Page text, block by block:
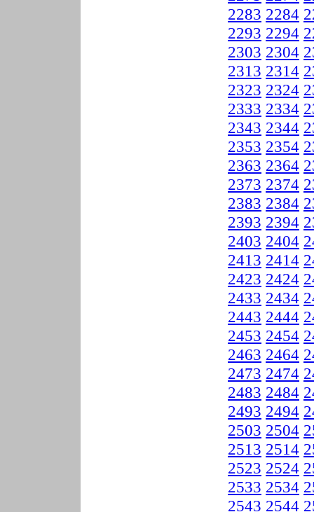
2283 2284
2293 2294
2303 2304
2313 2314
2323 2324
2333 2334
2343 2344
2353 2354
2363 2364
2373 2374
2383 2384
2393 2394
2403 2404
2413 2414
2423 2424
2433 2434
2443 2444
2453 2454
2463 2464
2473 2474
2483 2484
2493 2494
2503 2504
2513 2514
2523 2524
2533 2534
2543 2544